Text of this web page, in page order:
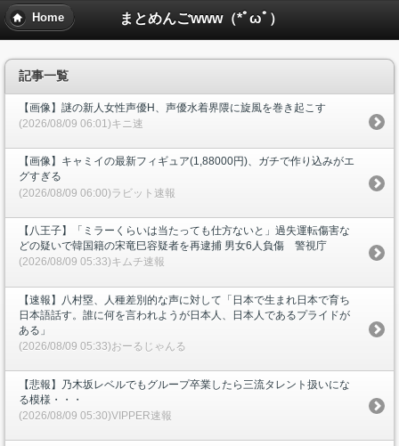
まとめんごwww（*ﾟωﾟ）
Home
記事一覧
【画像】謎の新人女性声優H、声優水着界隈に旋風を巻き起こす
(2026/08/09 06:01)キニ速
【画像】キャミイの最新フィギュア(1,88000円)、ガチで作り込みがエ
グすぎる
(2026/08/09 06:00)ラビット速報
【八王子】「ミラーくらいは当たっても仕方ないと」過失運転傷害な
どの疑いで韓国籍の宋竜巳容疑者を再逮捕 男女6人負傷 警視庁
(2026/08/09 05:33)キムチ速報
【速報】八村塁、人種差別的な声に対して「日本で生まれ日本で育ち
日本語話す。誰に何を言われようが日本人、日本人であるプライドが
ある」
(2026/08/09 05:33)おーるじゃんる
【悲報】乃木坂レベルでもグループ卒業したら三流タレント扱いにな
る模様・・・
(2026/08/09 05:30)VIPPER速報